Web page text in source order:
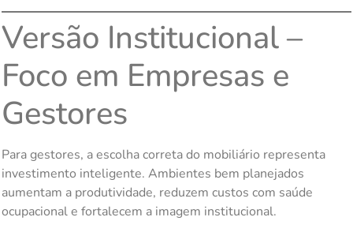
Versão Institucional –
Foco em Empresas e
Gestores
Para gestores, a escolha correta do mobiliário representa
investimento inteligente. Ambientes bem planejados
aumentam a produtividade, reduzem custos com saúde
ocupacional e fortalecem a imagem institucional.